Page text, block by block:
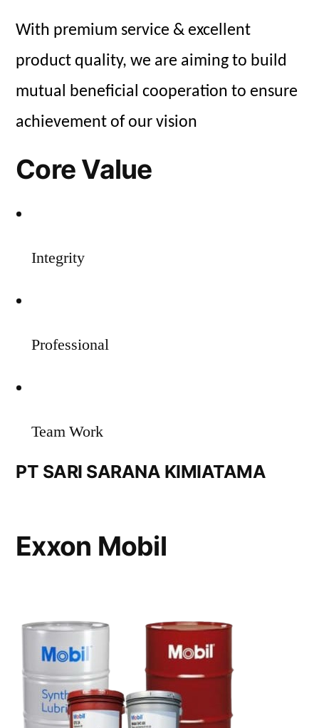
With premium service & excellent
product quality, we are aiming to build
mutual beneficial cooperation to ensure
achievement of our vision
Core Value
Integrity
Professional
Team Work
PT SARI SARANA KIMIATAMA
Exxon Mobil